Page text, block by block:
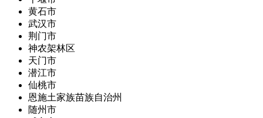
黄石市
武汉市
荆门市
神农架林区
天门市
潜江市
仙桃市
恩施土家族苗族自治州
随州市